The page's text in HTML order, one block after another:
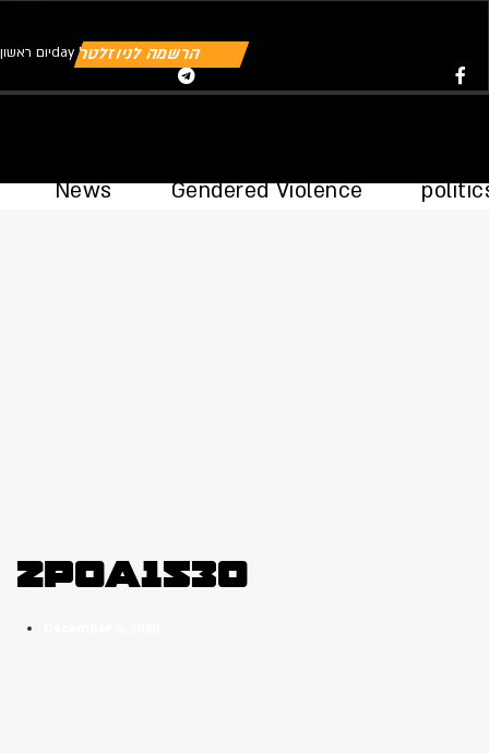
הרשמה לניוזלטר
יום ראשוןday | 09.08.2026
News Gendered Violence
2P0A1530